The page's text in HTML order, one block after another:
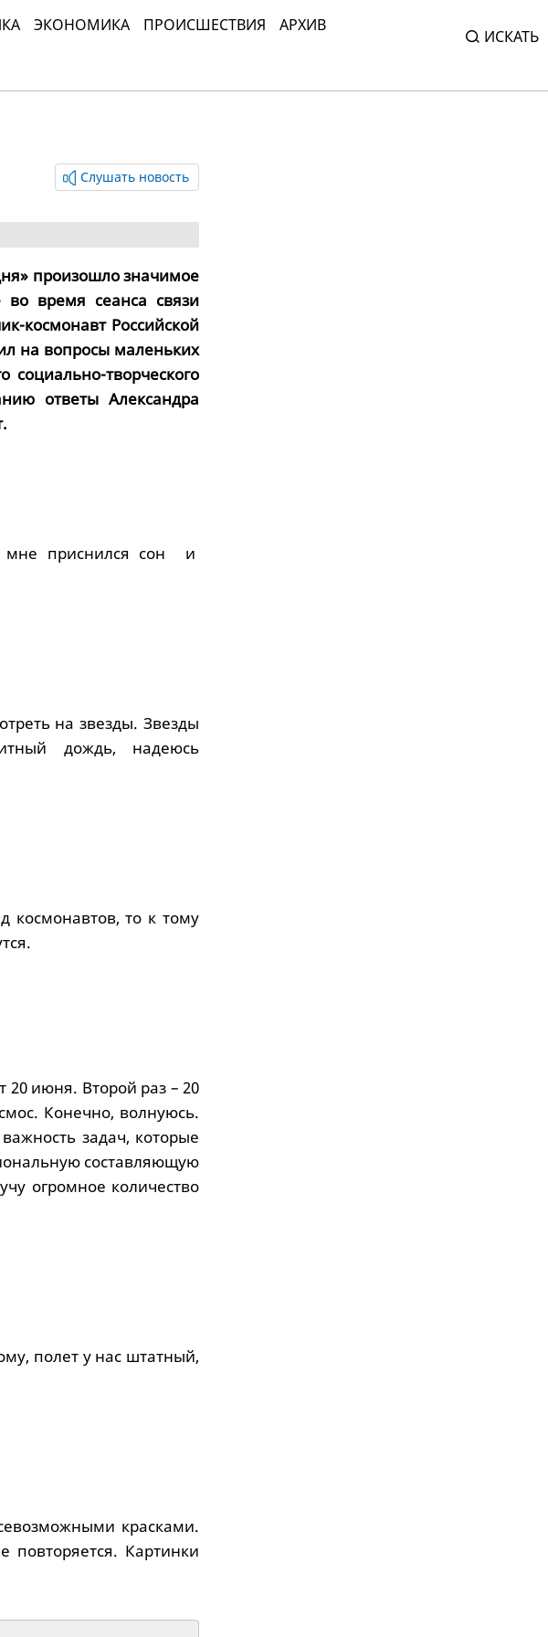
ЭКОНОМИКА ПРОИСШЕСТВИЯ
АРХИВ
ИСКАТЬ
Слушать новость
произошло значимое
время сеанса связи
космонавт Российской
на вопросы маленьких
творческого
ответы Александра
приснился сон и
на звезды. Звезды
дождь, надеюсь
космонавтов, то к тому
20 июня. Второй раз – 20
Конечно, волнуюсь.
задач, которые
составляющую
огромное количество
полет у нас штатный,
красками.
повторяется. Картинки